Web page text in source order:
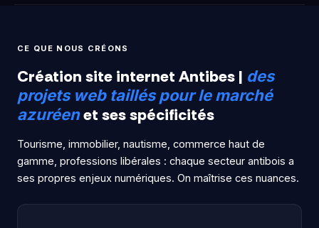
CE QUE NOUS CRÉONS
Création site internet Antibes | des
projets web taillés pour le marché
azuréenet ses spécificités
Tourisme, immobilier, nautisme, commerce haut de
gamme, professions libérales : chaque secteur antibois a
ses propres enjeux numériques. On maîtrise ces nuances.